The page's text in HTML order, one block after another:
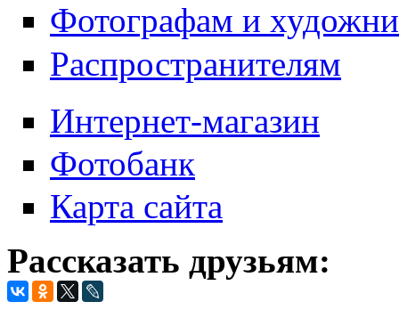
Фотографам и
Распространителям
Интернет-магазин
Фотобанк
Карта сайта
Рассказать друзьям: